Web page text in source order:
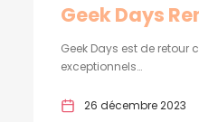
Geek Days
Geek Days est de
exceptionnels…
26 décembre 2023